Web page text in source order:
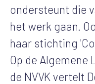
ondersteunt die
het werk gaan.
haar stichting
Op de Algemene
de NVVK vertelt